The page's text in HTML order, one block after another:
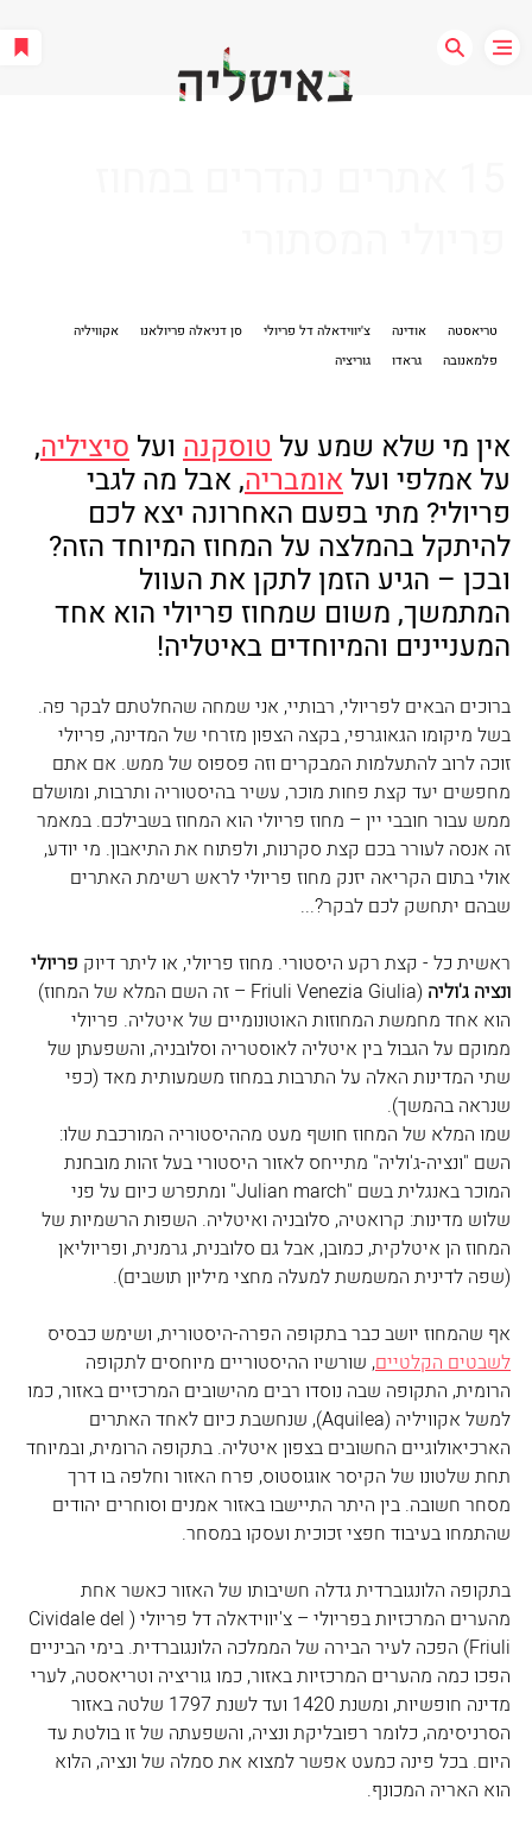
טריאסטה אודינה צ'יווידאלה דל פריולי סן דניאלה פריולאנו
אקוויליה
פלמאנובה
גראדו גוריציה
אין מי שלא שמע על טוסקנה ועל סיציליה,
על אמלפי ועל אומבריה, אבל מה לגבי
פריולי? מתי בפעם האחרונה יצא לכם
להיתקל בהמלצה על המחוז המיוחד הזה?
ובכן – הגיע הזמן לתקן את העוול
המתמשך, משום שמחוז פריולי הוא אחד
המעניינים והמיוחדים באיטליה!
ברוכים הבאים לפריולי, רבותיי, אני שמחה שהחלטתם לבקר פה.
בשל מיקומו הגאוגרפי, בקצה הצפון מזרחי של המדינה, פריולי
זוכה לרוב להתעלמות המבקרים וזה פספוס של ממש. אם אתם
מחפשים יעד קצת פחות מוכר, עשיר בהיסטוריה ותרבות, ומושלם
ממש עבור חובבי יין – מחוז פריולי הוא המחוז בשבילכם. במאמר
זה אנסה לעורר בכם קצת סקרנות, ולפתוח את התיאבון. מי יודע,
אולי בתום הקריאה יזנק מחוז פריולי לראש רשימת האתרים
שבהם יתחשק לכם לבקר?...
ראשית כל - קצת רקע היסטורי. מחוז פריולי, או ליתר דיוק פריולי
ונציה ג'וליה
(Friuli Venezia Giulia – זה השם המלא של המחוז)
הוא אחד מחמשת המחוזות האוטונומיים של איטליה. פריולי
ממוקם על הגבול בין איטליה לאוסטריה וסלובניה, והשפעתן של
שתי המדינות האלה על התרבות במחוז משמעותית מאד (כפי
שנראה בהמשך).
שמו המלא של המחוז חושף מעט מההיסטוריה המורכבת שלו:
השם "ונציה-ג'וליה" מתייחס לאזור היסטורי בעל זהות מובחנת
המוכר באנגלית בשם "Julian march
" ומתפרש כיום על פני
שלוש מדינות: קרואטיה, סלובניה ואיטליה. השפות הרשמיות של
המחוז הן איטלקית, כמובן, אבל גם סלובנית, גרמנית, ופריוליאן
(שפה לדינית המשמשת למעלה מחצי מיליון תושבים).
אף שהמחוז יושב כבר בתקופה הפרה-היסטורית, ושימש כבסיס
לשבטים הקלטיים, שורשיו ההיסטוריים מיוחסים לתקופה
הרומית, התקופה שבה נוסדו רבים מהישובים המרכזיים באזור, כמו
למשל אקוויליה (Aquilea
), שנחשבת כיום לאחד האתרים
הארכיאולוגיים החשובים בצפון איטליה. בתקופה הרומית, ובמיוחד
תחת שלטונו של הקיסר אוגוסטוס, פרח האזור וחלפה בו דרך
מסחר חשובה. בין היתר התיישבו באזור אמנים וסוחרים יהודים
שהתמחו בעיבוד חפצי זכוכית ועסקו במסחר.
בתקופה הלונגוברדית גדלה חשיבותו של האזור כאשר אחת
מהערים המרכזיות בפריולי – צ'יווידאלה דל פריולי (Cividale del
Friuli) הפכה לעיר הבירה של הממלכה הלונגוברדית. בימי הביניים
הפכו כמה מהערים המרכזיות באזור, כמו גוריציה וטריאסטה, לערי
מדינה חופשיות, ומשנת 1420 ועד לשנת 1797 שלטה באזור
הסרניסימה, כלומר רפובליקת ונציה, והשפעתה של זו בולטת עד
היום. בכל פינה כמעט אפשר למצוא את סמלה של ונציה, הלוא
הוא האריה המכונף.